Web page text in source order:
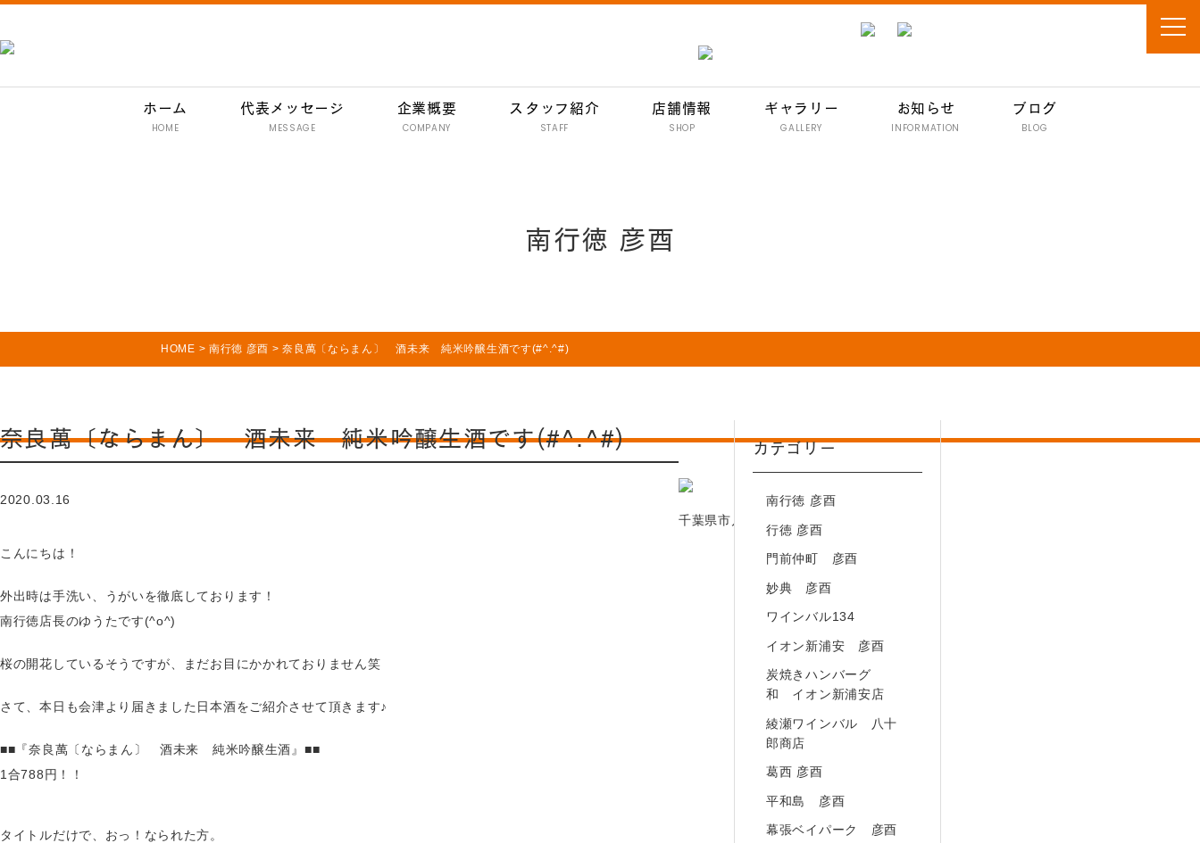
ホーム
HOME
代表メッセージ
MESSAGE
企業概要
COMPANY
スタッフ紹介
STAFF
店舗情報
SHOP
門前仲町 彦酉【居酒屋】
炭焼きハンバーグ 和
綾瀬ワインバル 八十郎商店
平和島 彦酉【居酒屋】
幕張ベイパーク 彦酉【居酒屋】
ギャラリー
GALLERY
お知らせ
INFORMATION
ブログ
BLOG
南行徳 彦酉
HOME > 南行徳 彦酉 >奈良萬〔ならまん〕 酒未来 純米吟醸生酒です(#^.^#)
奈良萬〔ならまん〕 酒未来 純米吟醸生酒です(#^.^#)
2020.03.16
こんにちは！
外出時は手洗い、うがいを徹底しております！
南行徳店長のゆうたです(^o^)
桜の開花しているそうですが、まだお目にかかれておりません笑
さて、本日も会津より届きました日本酒をご紹介させて頂きます♪
■■『奈良萬〔ならまん〕 酒未来 純米吟醸生酒』■■
1合788円！！
タイトルだけで、おっ！なられた方。
カテゴリー
南行徳 彦酉
行徳 彦酉
門前仲町 彦酉
妙典 彦酉
ワインバル134
イオン新浦安 彦酉
炭焼きハンバーグ
和 イオン新浦安店
綾瀬ワインバル 八十
郎商店
葛西 彦酉
平和島 彦酉
幕張ベイパーク 彦酉
千葉県市川市行徳駅前2－17－5